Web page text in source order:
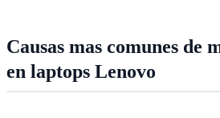
Causas mas comunes de
en laptops Lenovo